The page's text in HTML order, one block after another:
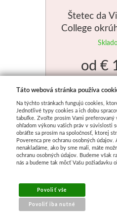
Štetec da
College
od €
Táto webová stránka používa
Na týchto stránkach fungujú cookies,
Jednotlivé typy cookies a ich dobu
tabuľke. Zvoľte prosím Vami preferovaný
ohľadom výkonu vašich práv v súvislosti
obráťte sa prosím na spoločnosť, ktorej
Poverenca pre ochranu osobných
nenakladáme, ako by sme mali, máte
ochranu osobných údajov. Budeme však
nás a budeme tak môcť Vašu požiadavku
Povoliť vše
Povoliť iba nutné